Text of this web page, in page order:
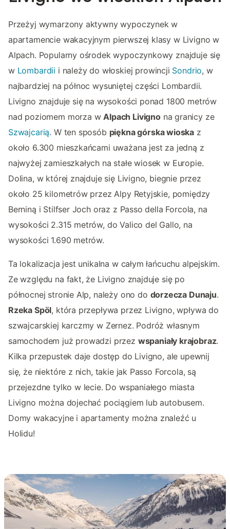
Przeżyj wymarzony aktywny wypoczynek w
apartamencie wakacyjnym pierwszej klasy w Livigno w
Alpach. Popularny ośrodek wypoczynkowy znajduje się
w Lombardii i należy do włoskiej prowincji Sondrio, w
najbardziej na północ wysuniętej części Lombardii.
Livigno znajduje się na wysokości ponad 1800 metrów
nad poziomem morza w Alpach Livignona granicy ze
Szwajcarią. W ten sposób piękna górska wioska z
około 6.300 mieszkańcami uważana jest za jedną z
najwyżej zamieszkałych na stałe wiosek w Europie.
Dolina, w której znajduje się Livigno, biegnie przez
około 25 kilometrów przez Alpy Retyjskie, pomiędzy
Berniną i Stilfser Joch oraz z Passo della Forcola, na
wysokości 2.315 metrów, do Valico del Gallo, na
wysokości 1.690 metrów.
Ta lokalizacja jest unikalna w całym łańcuchu alpejskim.
Ze względu na fakt, że Livigno znajduje się po
północnej stronie Alp, należy ono do dorzecza Dunaju.
Rzeka Spöl, która przepływa przez Livigno, wpływa do
szwajcarskiej karczmy w Zernez. Podróż własnym
samochodem już prowadzi przez wspaniały krajobraz.
Kilka przepustek daje dostęp do Livigno, ale upewnij
się, że niektóre z nich, takie jak Passo Forcola, są
przejezdne tylko w lecie. Do wspaniałego miasta
Livigno można dojechać pociągiem lub autobusem.
Domy wakacyjne i apartamenty można znaleźć u
Holidu!